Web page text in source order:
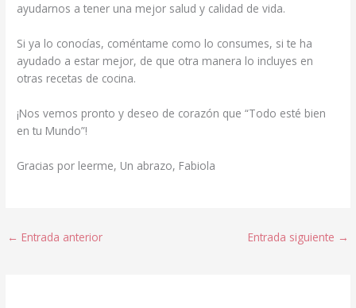
ayudarnos a tener una mejor salud y calidad de vida.
Si ya lo conocías, coméntame como lo consumes, si te ha
ayudado a estar mejor, de que otra manera lo incluyes en
otras recetas de cocina.
¡Nos vemos pronto y deseo de corazón que “Todo esté bien
en tu Mundo”!
Gracias por leerme, Un abrazo, Fabiola
← Entrada anterior Entrada siguiente →